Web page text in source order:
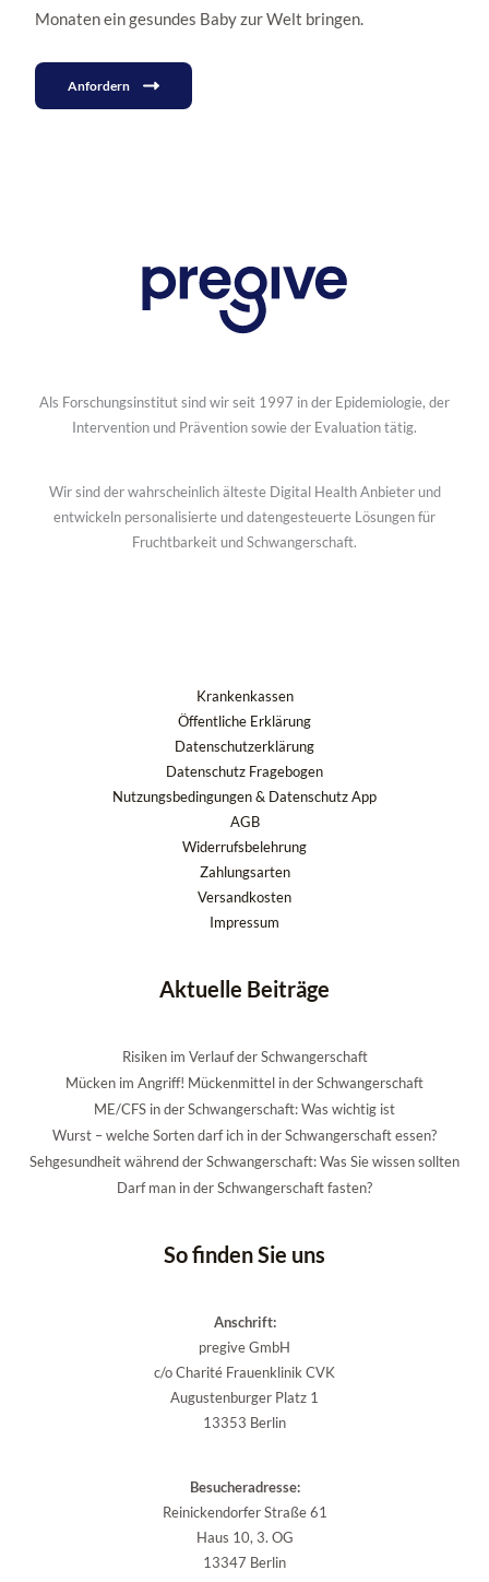
Monaten ein gesundes Baby zur Welt bringen.
Anfordern
Als Forschungsinstitut sind wir seit 1997 in der Epidemiologie, der
Intervention und Prävention sowie der Evaluation tätig.
Wir sind der wahrscheinlich älteste Digital Health Anbieter und
entwickeln personalisierte und datengesteuerte Lösungen für
Fruchtbarkeit und Schwangerschaft.
Krankenkassen
Öffentliche Erklärung
Datenschutzerklärung
Datenschutz Fragebogen
Nutzungsbedingungen & Datenschutz App
AGB
Widerrufsbelehrung
Zahlungsarten
Versandkosten
Impressum
Aktuelle Beiträge
Risiken im Verlauf der Schwangerschaft
Mücken im Angriff! Mückenmittel in der Schwangerschaft
ME/CFS in der Schwangerschaft: Was wichtig ist
Wurst – welche Sorten darf ich in der Schwangerschaft essen?
Sehgesundheit während der Schwangerschaft: Was Sie wissen sollten
Darf man in der Schwangerschaft fasten?
So finden Sie uns
Anschrift:
pregive GmbH
c/o Charité Frauenklinik CVK
Augustenburger Platz 1
13353 Berlin
Besucheradresse:
Reinickendorfer Straße 61
Haus 10, 3. OG
13347 Berlin